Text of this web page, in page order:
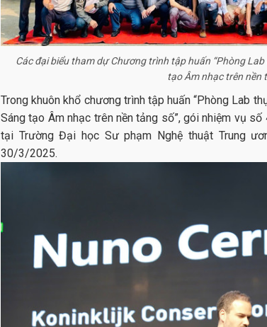
Các đại biểu tham dự Chương trình tập huấn “Phòng
tạo Âm nhạc trên nền
Trong khuôn khổ chương trình tập huấn “Phòng Lab
Sáng tạo Âm nhạc trên nền tảng số”, gói nhiệm vụ
tại Trường Đại học Sư phạm Nghệ thuật Trung
30/3/2025.